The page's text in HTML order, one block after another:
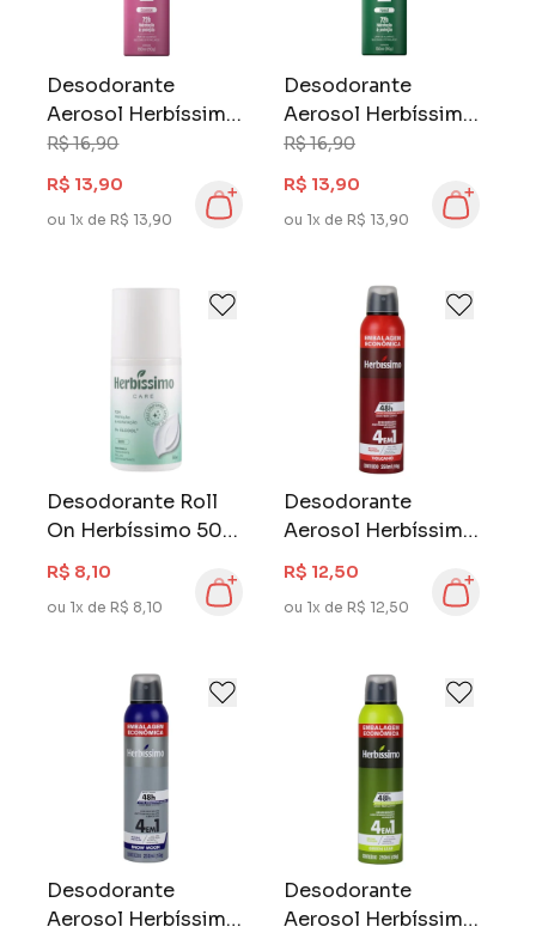
Desodorante
Aerosol Herbíssimo
Zero Alumínio 150
ml Essence
R$ 16,90
R$ 13,90
ou 1x de R$ 13,90
Desodorante
Aerosol Herbíssimo
Zero Alumínio 150
ml Forest
R$ 16,90
R$ 13,90
ou 1x de R$ 13,90
Desodorante Roll
On Herbíssimo 50
ml Neutro
R$ 8,10
ou 1x de R$ 8,10
Desodorante
Aerosol Herbíssimo
Masculino 250 ml
Volcano
R$ 12,50
ou 1x de R$ 12,50
Desodorante
Aerosol Herbíssimo
Desodorante
Aerosol Herbíssimo